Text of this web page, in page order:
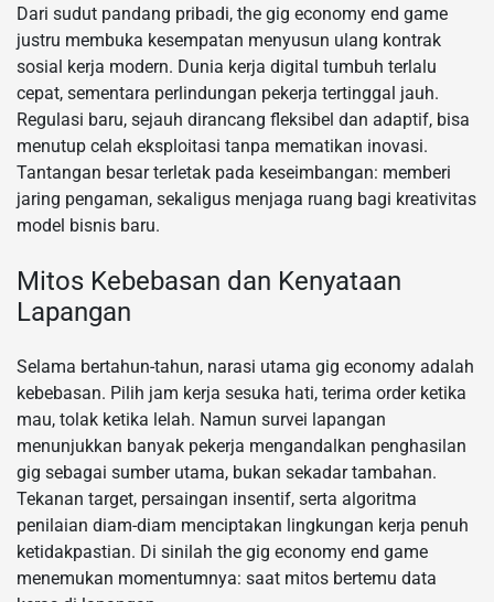
Dari sudut pandang pribadi, the gig economy end game
justru membuka kesempatan menyusun ulang kontrak
sosial kerja modern. Dunia kerja digital tumbuh terlalu
cepat, sementara perlindungan pekerja tertinggal jauh.
Regulasi baru, sejauh dirancang fleksibel dan adaptif, bisa
menutup celah eksploitasi tanpa mematikan inovasi.
Tantangan besar terletak pada keseimbangan: memberi
jaring pengaman, sekaligus menjaga ruang bagi kreativitas
model bisnis baru.
Mitos Kebebasan dan Kenyataan
Lapangan
Selama bertahun-tahun, narasi utama gig economy adalah
kebebasan. Pilih jam kerja sesuka hati, terima order ketika
mau, tolak ketika lelah. Namun survei lapangan
menunjukkan banyak pekerja mengandalkan penghasilan
gig sebagai sumber utama, bukan sekadar tambahan.
Tekanan target, persaingan insentif, serta algoritma
penilaian diam-diam menciptakan lingkungan kerja penuh
ketidakpastian. Di sinilah the gig economy end game
menemukan momentumnya: saat mitos bertemu data